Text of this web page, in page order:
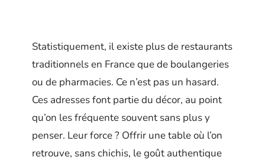
Statistiquement, il existe plus de restaurants
traditionnels en France que de boulangeries
ou de pharmacies. Ce n’est pas un hasard.
Ces adresses font partie du décor, au point
qu’on les fréquente souvent sans plus y
penser. Leur force ? Offrir une table où l’on
retrouve, sans chichis, le goût authentique